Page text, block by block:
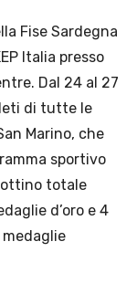
Fise Sardegna
Italia presso
Dal 24 al 27
di tutte le
Marino, che
sportivo
totale
d’oro e 4